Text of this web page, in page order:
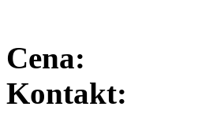
Cena:
Kontakt: